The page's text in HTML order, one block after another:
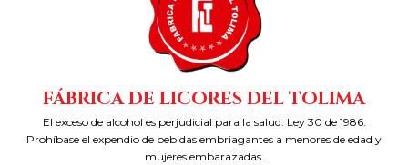
FÁBRICA DE LICORES DEL TOLIMA
El exceso de alcohol es perjudicial para la salud. Ley 30 de 1986.
Prohíbase el expendio de bebidas embriagantes a menores de edad y
mujeres embarazadas.